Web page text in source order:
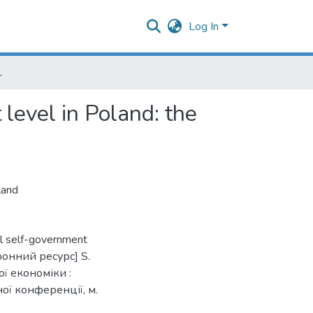
Log In
province
in Poland: the
self-government
ресурс] S.
економіки :
конференції, м.